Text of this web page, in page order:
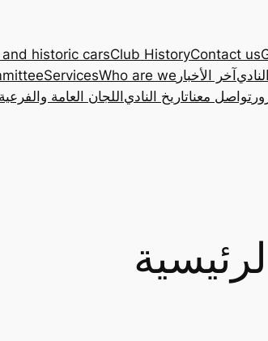
and historic carsClub HistoryContact us
ServicesWho are we آخر الأخبار
اللجان العامة والفرعية تاريخ الناديتواصل معنا